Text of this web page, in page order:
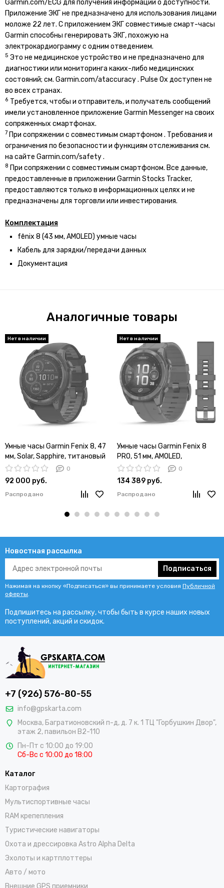
Garmin.com/ECG для получения информации о доступности.
Приложение ЭКГ не предназначено для использования лицами
моложе 22 лет. С приложением ЭКГ совместимые смарт-часы
Garmin способны генерировать ЭКГ, похожую на
электрокардиограмму с одним отведением.
5 Это не медицинское устройство и не предназначено для
диагностики или мониторинга каких-либо медицинских
состояний; см. Garmin.com/ataccuracy . Pulse Ox доступен не
во всех странах.
6 Требуется, чтобы и отправитель, и получатель сообщений
имели установленное приложение Garmin Messenger на своих
сопряженных смартфонах.
7 При сопряжении с совместимым смартфоном . Требования и
ограничения по безопасности и функциям отслеживания см.
на сайте Garmin.com/safety .
8 При сопряжении с совместимым смартфоном. Все данные,
предоставленные в приложении Garmin Stocks Tracker,
предоставляются только в информационных целях и не
предназначены для торговли или инвестирования.
Комплектация
fēnix 8 (43 мм, AMOLED) умные часы
Кабель для зарядки/передачи данных
Документация
Аналогичные товары
Умные часы Garmin Fenix 8, 47
мм, Solar, Sapphire, титановый
угольно-серый DLC с черным
ремешком
0
92 000 руб.
Распродано
Умные часы Garmin Fenix 8
PRO, 51 мм, AMOLED,
Сапфировое стекло,
Углеродно-серый, титановый
DLC с ремешком из
каштановой кожи
0
134 389 руб.
Распродано
Новостная рассылка
Подписаться
Нажимая на кнопку «Подписаться» вы принимаете условия Публичной
оферты.
Подпишитесь на рассылку, чтобы быть в курсе наших новых
поступлений, акций и скидок.
+7 (926) 576-80-55
info@gpskarta.com
Москва, Багратионовский п-д, д. 7 к. 1 ТЦ "Горбушкин Двор",
этаж 2, павильон B2-110
Пн-Пт с 10:00 до 19:00
Сб-Вс с 10:00 до 18:00
Каталог
Картография
Мультиспортивные часы
RAM крепепления
Туристические навигаторы
Охота и дрессировка Astro Alpha Delta
Эхолоты и картплоттеры
Авто / мото